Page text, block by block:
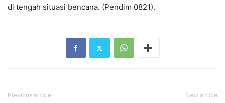
di tengah situasi bencana. (Pendim 0821).
Previous article Next article